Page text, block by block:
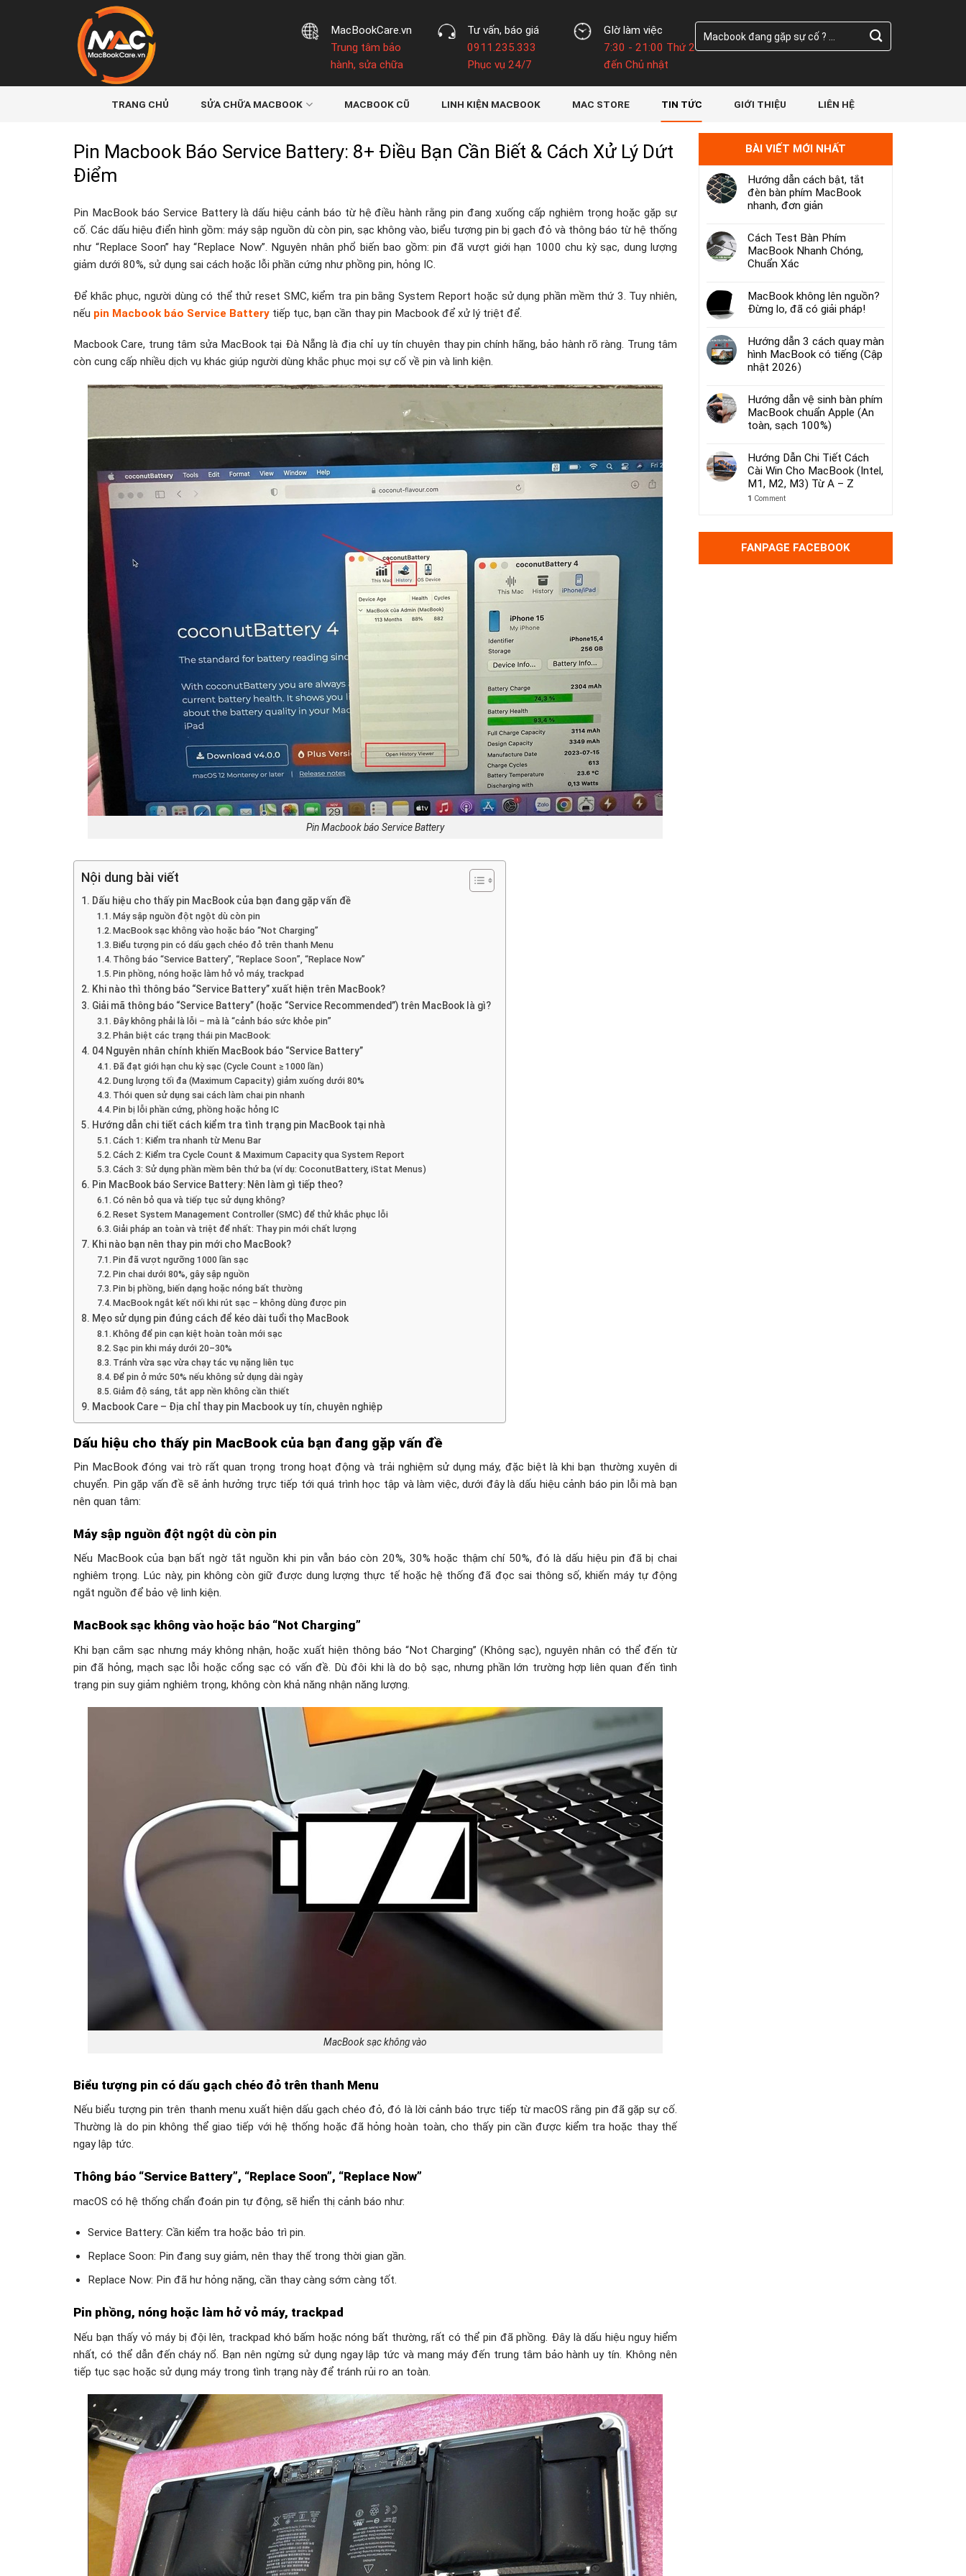
MacBookCare.vn
Trung tâm bảo
hành, sửa chữa
Tư vấn, báo giá
0911.235.333
Phục vụ 24/7
GIờ làm việc
7:30 - 21:00 Thứ 2
đến Chủ nhật
Tìm
kiếm:
TRANG CHỦ SỬA CHỮA MACBOOK MACBOOK CŨ LINH KIỆN MACBOOK MAC STORE TIN TỨC GIỚI THIỆU LIÊN HỆ
Pin Macbook Báo Service Battery: 8+ Điều Bạn Cần Biết & Cách Xử Lý Dứt
Điểm
Pin MacBook báo Service Battery là dấu hiệu cảnh báo từ hệ điều hành rằng pin đang xuống cấp nghiêm trọng hoặc gặp sự
cố. Các dấu hiệu điển hình gồm: máy sập nguồn dù còn pin, sạc không vào, biểu tượng pin bị gạch đỏ và thông báo từ hệ thống
như “Replace Soon” hay “Replace Now”. Nguyên nhân phổ biến bao gồm: pin đã vượt giới hạn 1000 chu kỳ sạc, dung lượng
giảm dưới 80%, sử dụng sai cách hoặc lỗi phần cứng như phồng pin, hỏng IC.
Để khắc phục, người dùng có thể thử reset SMC, kiểm tra pin bằng System Report hoặc sử dụng phần mềm thứ 3. Tuy nhiên,
nếu pin Macbook báo Service Battery tiếp tục, bạn cần thay pin Macbook để xử lý triệt để.
Macbook Care, trung tâm sửa MacBook tại Đà Nẵng là địa chỉ uy tín chuyên thay pin chính hãng, bảo hành rõ ràng. Trung tâm
còn cung cấp nhiều dịch vụ khác giúp người dùng khắc phục mọi sự cố về pin và linh kiện.
Pin Macbook báo Service Battery
Nội dung bài viết
Dấu hiệu cho thấy pin MacBook của bạn đang gặp vấn đề
Máy sập nguồn đột ngột dù còn pin
MacBook sạc không vào hoặc báo “Not Charging”
Biểu tượng pin có dấu gạch chéo đỏ trên thanh Menu
Thông báo “Service Battery”, “Replace Soon”, “Replace Now”
Pin phồng, nóng hoặc làm hở vỏ máy, trackpad
Khi nào thì thông báo “Service Battery” xuất hiện trên MacBook?
Giải mã thông báo “Service Battery” (hoặc “Service Recommended”) trên MacBook là gì?
Đây không phải là lỗi – mà là “cảnh báo sức khỏe pin”
Phân biệt các trạng thái pin MacBook:
04 Nguyên nhân chính khiến MacBook báo “Service Battery”
Đã đạt giới hạn chu kỳ sạc (Cycle Count ≥ 1000 lần)
Dung lượng tối đa (Maximum Capacity) giảm xuống dưới 80%
Thói quen sử dụng sai cách làm chai pin nhanh
Pin bị lỗi phần cứng, phồng hoặc hỏng IC
Hướng dẫn chi tiết cách kiểm tra tình trạng pin MacBook tại nhà
Cách 1: Kiểm tra nhanh từ Menu Bar
Cách 2: Kiểm tra Cycle Count & Maximum Capacity qua System Report
Cách 3: Sử dụng phần mềm bên thứ ba (ví dụ: CoconutBattery, iStat Menus)
Pin MacBook báo Service Battery: Nên làm gì tiếp theo?
Có nên bỏ qua và tiếp tục sử dụng không?
Reset System Management Controller (SMC) để thử khắc phục lỗi
Giải pháp an toàn và triệt để nhất: Thay pin mới chất lượng
Khi nào bạn nên thay pin mới cho MacBook?
Pin đã vượt ngưỡng 1000 lần sạc
Pin chai dưới 80%, gây sập nguồn
Pin bị phồng, biến dạng hoặc nóng bất thường
MacBook ngắt kết nối khi rút sạc – không dùng được pin
Mẹo sử dụng pin đúng cách để kéo dài tuổi thọ MacBook
Không để pin cạn kiệt hoàn toàn mới sạc
Sạc pin khi máy dưới 20–30%
Tránh vừa sạc vừa chạy tác vụ nặng liên tục
Để pin ở mức 50% nếu không sử dụng dài ngày
Giảm độ sáng, tắt app nền không cần thiết
Macbook Care – Địa chỉ thay pin Macbook uy tín, chuyên nghiệp
Dấu hiệu cho thấy pin MacBook của bạn đang gặp vấn đề
Pin MacBook đóng vai trò rất quan trọng trong hoạt động và trải nghiệm sử dụng máy, đặc biệt là khi bạn thường xuyên di
chuyển. Pin gặp vấn đề sẽ ảnh hưởng trực tiếp tới quá trình học tập và làm việc, dưới đây là dấu hiệu cảnh báo pin lỗi mà bạn
nên quan tâm:
Máy sập nguồn đột ngột dù còn pin
Nếu MacBook của bạn bất ngờ tắt nguồn khi pin vẫn báo còn 20%, 30% hoặc thậm chí 50%, đó là dấu hiệu pin đã bị chai
nghiêm trọng. Lúc này, pin không còn giữ được dung lượng thực tế hoặc hệ thống đã đọc sai thông số, khiến máy tự động
ngắt nguồn để bảo vệ linh kiện.
MacBook sạc không vào hoặc báo “Not Charging”
Khi bạn cắm sạc nhưng máy không nhận, hoặc xuất hiện thông báo “Not Charging” (Không sạc), nguyên nhân có thể đến từ
pin đã hỏng, mạch sạc lỗi hoặc cổng sạc có vấn đề. Dù đôi khi là do bộ sạc, nhưng phần lớn trường hợp liên quan đến tình
trạng pin suy giảm nghiêm trọng, không còn khả năng nhận năng lượng.
MacBook sạc không vào
Biểu tượng pin có dấu gạch chéo đỏ trên thanh Menu
Nếu biểu tượng pin trên thanh menu xuất hiện dấu gạch chéo đỏ, đó là lời cảnh báo trực tiếp từ macOS rằng pin đã gặp sự cố.
Thường là do pin không thể giao tiếp với hệ thống hoặc đã hỏng hoàn toàn, cho thấy pin cần được kiểm tra hoặc thay thế
ngay lập tức.
Thông báo “Service Battery”, “Replace Soon”, “Replace Now”
macOS có hệ thống chẩn đoán pin tự động, sẽ hiển thị cảnh báo như:
Service Battery: Cần kiểm tra hoặc bảo trì pin.
Replace Soon: Pin đang suy giảm, nên thay thế trong thời gian gần.
Replace Now: Pin đã hư hỏng nặng, cần thay càng sớm càng tốt.
Pin phồng, nóng hoặc làm hở vỏ máy, trackpad
Nếu bạn thấy vỏ máy bị đội lên, trackpad khó bấm hoặc nóng bất thường, rất có thể pin đã phồng. Đây là dấu hiệu nguy hiểm
nhất, có thể dẫn đến cháy nổ. Bạn nên ngừng sử dụng ngay lập tức và mang máy đến trung tâm bảo hành uy tín. Không nên
tiếp tục sạc hoặc sử dụng máy trong tình trạng này để tránh rủi ro an toàn.
BÀI VIẾT MỚI NHẤT
Hướng dẫn cách bật, tắt
đèn bàn phím MacBook
nhanh, đơn giản
Cách Test Bàn Phím
MacBook Nhanh Chóng,
Chuẩn Xác
MacBook không lên nguồn?
Đừng lo, đã có giải pháp!
Hướng dẫn 3 cách quay màn
hình MacBook có tiếng (Cập
nhật 2026)
Hướng dẫn vệ sinh bàn phím
MacBook chuẩn Apple (An
toàn, sạch 100%)
Hướng Dẫn Chi Tiết Cách
Cài Win Cho MacBook (Intel,
M1, M2, M3) Từ A – Z
1 Comment
FANPAGE FACEBOOK